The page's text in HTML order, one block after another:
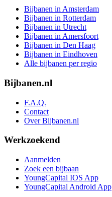
Bijbanen in Amsterdam
Bijbanen in Rotterdam
Bijbanen in Utrecht
Bijbanen in Amersfoort
Bijbanen in Den Haag
Bijbanen in Eindhoven
Alle bijbanen per regio
Bijbanen.nl
F.A.Q.
Contact
Over Bijbanen.nl
Werkzoekend
Aanmelden
Zoek een bijbaan
YoungCapital IOS App
YoungCapital Android App